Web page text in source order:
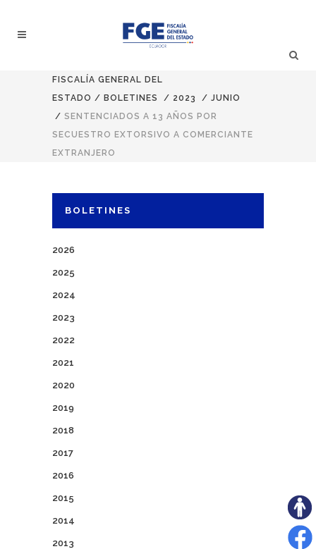
FISCALÍA GENERAL DEL
ESTADO / BOLETINES / 2023 / JUNIO
/ SENTENCIADOS A 13 AÑOS POR
SECUESTRO EXTORSIVO A COMERCIANTE
EXTRANJERO
BOLETINES
2026
2025
2024
2023
2022
2021
2020
2019
2018
2017
2016
2015
2014
2013